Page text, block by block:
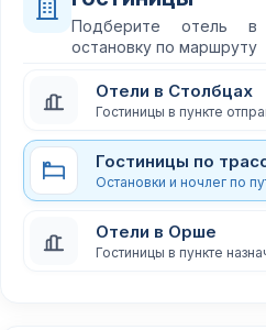
Подберите отель
остановку по маршруту
Отели в Столбцах
Гостиницы в пункте
Гостиницы по
Остановки и ночлег по
Отели в Орше
Гостиницы в пункте